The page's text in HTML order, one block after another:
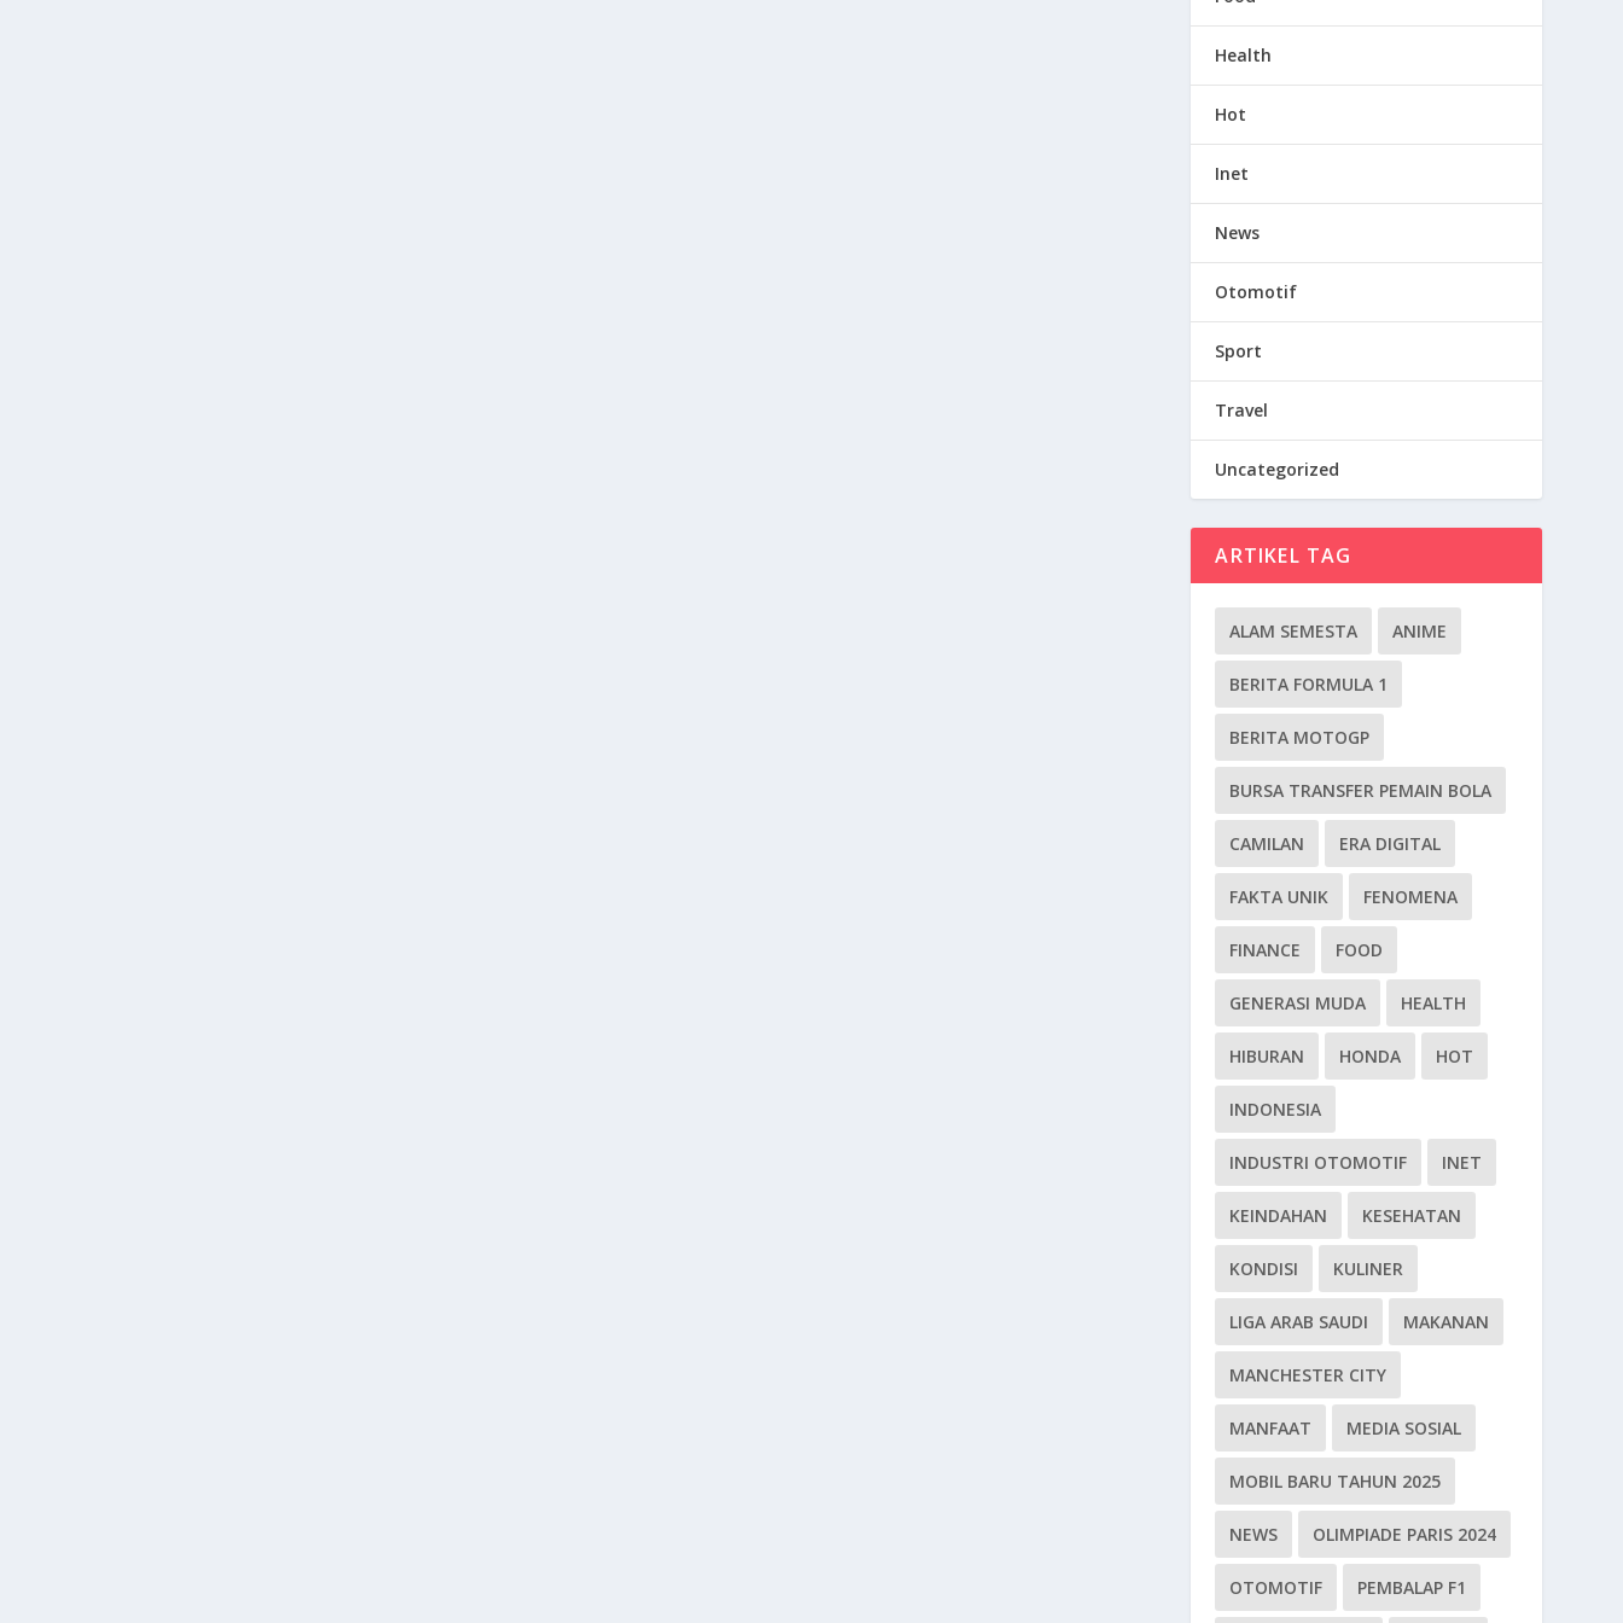
Health
Hot
Inet
News
Otomotif
Sport
Travel
Uncategorized
ARTIKEL TAG
ALAM SEMESTA ANIME
BERITA FORMULA 1
BERITA MOTOGP
BURSA TRANSFER PEMAIN BOLA
CAMILAN ERA DIGITAL
FAKTA UNIK FENOMENA
FINANCE FOOD
GENERASI MUDA HEALTH
HIBURAN HONDA HOT
INDONESIA
INDUSTRI OTOMOTIF INET
KEINDAHAN KESEHATAN
KONDISI KULINER
LIGA ARAB SAUDI MAKANAN
MANCHESTER CITY
MANFAAT MEDIA SOSIAL
MOBIL BARU TAHUN 2025
NEWS OLIMPIADE PARIS 2024
OTOMOTIF PEMBALAP F1